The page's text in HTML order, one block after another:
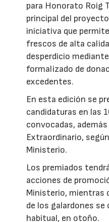
para Honorato Roig
principal del
iniciativa que
frescos de alta
desperdicio
formalizado de
excedentes.
En esta edición se
candidaturas en las
convocadas,
Extraordinario,
Ministerio.
Los premiados
acciones de
Ministerio, mientras
de los galardones se
habitual, en otoño.